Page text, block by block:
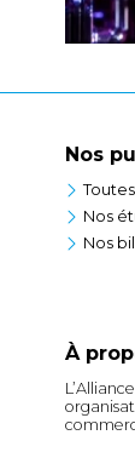
Nos
Nos
Nos
À